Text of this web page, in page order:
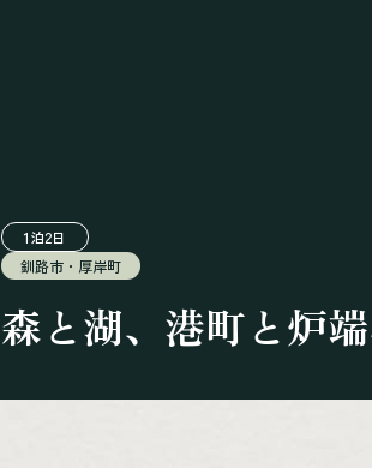
1泊2日
釧路市・厚岸町
森と湖、港町と炉